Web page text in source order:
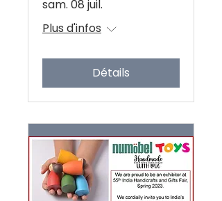
sam. 08 juil.
Plus d'infos
Détails